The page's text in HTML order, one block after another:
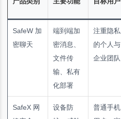
SafeW 加
密聊天
端到端加
密消息、
文件传
输、私有
化部署
注重隐私
的个人与
企业团队
SafeX 网
设备防
普通手机